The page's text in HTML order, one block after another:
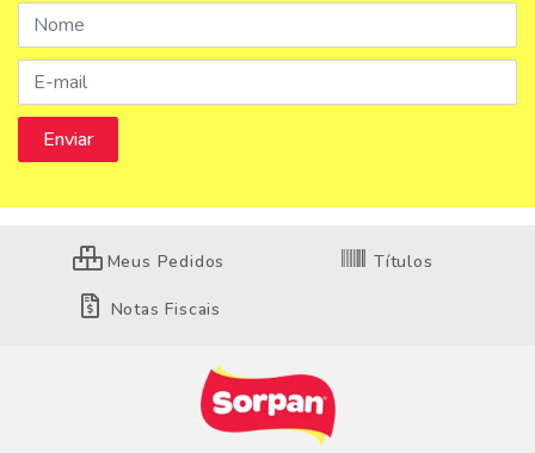
Meus Pedidos Títulos
Notas Fiscais